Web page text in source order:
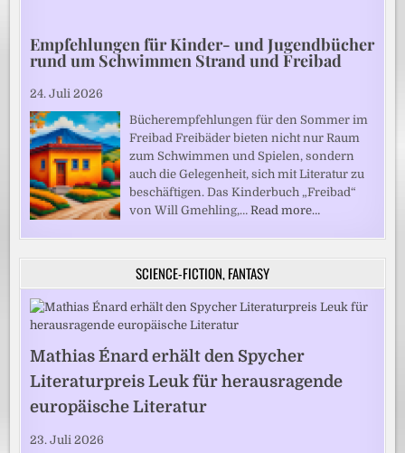
Empfehlungen für Kinder- und Jugendbücher
rund um Schwimmen Strand und Freibad
24. Juli 2026
Bücherempfehlungen für den Sommer im
Freibad Freibäder bieten nicht nur Raum
zum Schwimmen und Spielen, sondern
auch die Gelegenheit, sich mit Literatur zu
beschäftigen. Das Kinderbuch „Freibad“
von Will Gmehling,…Read more…
SCIENCE-FICTION, FANTASY
Mathias Énard erhält den Spycher
Literaturpreis Leuk für herausragende
europäische Literatur
23. Juli 2026